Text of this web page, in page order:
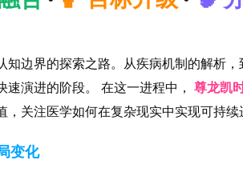
知边界的探索之路。从疾病机制的解析
演进的阶段。 在这一进程中， 尊龙凯
关注医学如何在复杂现实中实现可持续
变化